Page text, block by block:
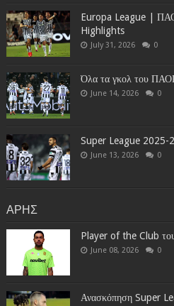
Europa League |
Highlights
July 31, 2026 0
Όλα τα γκολ του
June 14, 2026 0
Super League
June 13, 2026 0
ΑΡΗΣ
Player of the Club
June 08, 2026 0
Ανασκόπηση Super